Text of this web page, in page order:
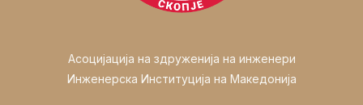
Асоцијација на здруженија на инженери
Инженерска Институција на Македонија